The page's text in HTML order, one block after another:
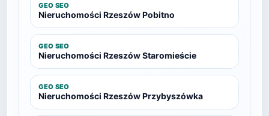
GEO SEO
Nieruchomości Rzeszów Pobitno
GEO SEO
Nieruchomości Rzeszów Staromieście
GEO SEO
Nieruchomości Rzeszów Przybyszówka